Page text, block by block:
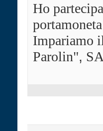
Ho
Impariamo
Parolin",